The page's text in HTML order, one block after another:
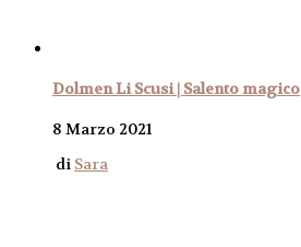
Dolmen Li Scusi | Salento magico
8 Marzo 2021
di Sara